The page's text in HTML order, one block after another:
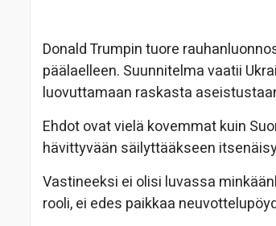
Donald Trumpin tuore
päälaelleen. Suunnitelma vaatii
luovuttamaan raskasta
Ehdot ovat vielä kovemmat kuin
hävittyvään säilyttääkseen
Vastineeksi ei olisi luvassa
rooli, ei edes paikkaa